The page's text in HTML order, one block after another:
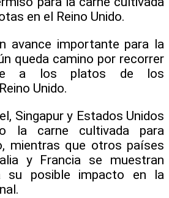
en el Reino Unido.
avance importante para la
queda camino por recorrer
a los platos de los
Unido.
Singapur y Estados Unidos
la carne cultivada para
mientras que otros países
y Francia se muestran
su posible impacto en la